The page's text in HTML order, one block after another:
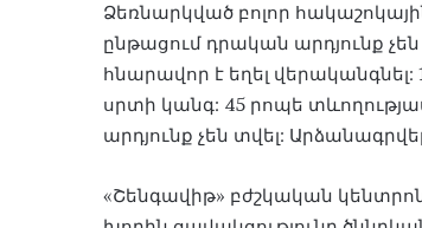
Ձեռնարկված բոլոր
ընթացում դրական արդյունք
հնարավոր է եղել վերականգնել:
սրտի կանգ: 45 րոպե
արդյունք չեն տվել:
«Շենգավիթ» բժշկական